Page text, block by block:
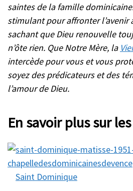
saintes de la famille
stimulant pour affronter l’avenir
sachant que Dieu renouvelle
n’ôte rien. Que Notre Mère, la
intercède pour vous et vous
soyez des prédicateurs et des
l’amour de Dieu.
En savoir plus sur
Saint Dominique